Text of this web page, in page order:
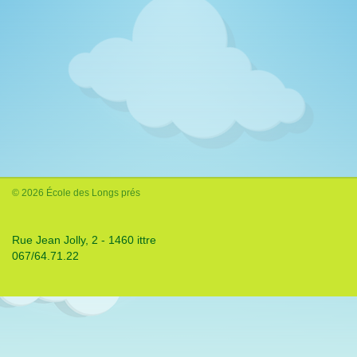
© 2026 École des Longs prés
Rue Jean Jolly, 2 - 1460 ittre
067/64.71.22